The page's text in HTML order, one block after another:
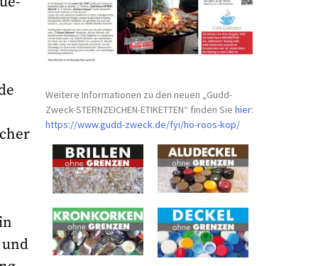
Weitere Informationen zu den neuen „Gudd-
Zweck-STERNZEICHEN-ETIKETTEN“ finden Siehier:
https://www.gudd-zweck.de/fyi/ho-roos-kop/